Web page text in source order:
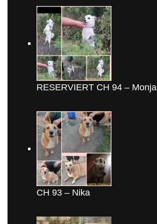
RESERVIERT CH 94 – Monja
CH 93 – Nika